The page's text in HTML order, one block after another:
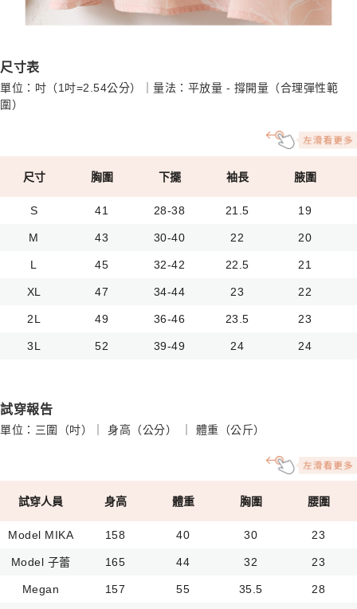
尺寸表
單位：吋（1吋=2.54公分）｜量法：平放量 - 撐開量（合理彈性範
圍）
尺寸 胸圍 下擺 袖長 腋圍
S 41 28-38 21.5 19
M 43 30-40 22 20
L 45 32-42 22.5 21
XL 47 34-44 23 22
2L 49 36-46 23.5 23
3L 52 39-49 24 24
試穿報告
單位：三圍（吋）｜ 身高（公分） ｜ 體重（公斤）
試穿人員 身高 體重 胸圍 腰圍
Model MIKA 158 40 30 23
Model 子蕾 165 44 32 23
Megan 157 55 35.5 28